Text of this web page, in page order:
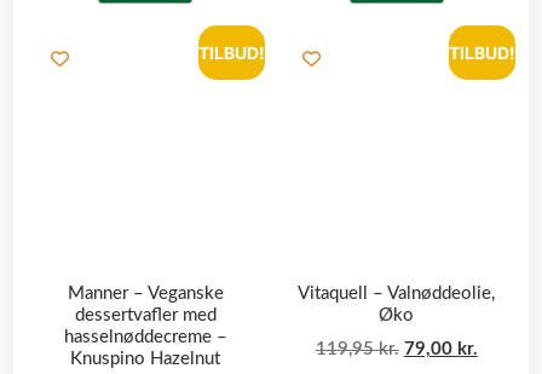
TILBUD!
Manner – Veganske
dessertvafler med
hasselnøddecreme –
Knuspino Hazelnut
TILBUD!
Vitaquell – Valnøddeolie,
Øko
119,95kr. 79,00 kr.